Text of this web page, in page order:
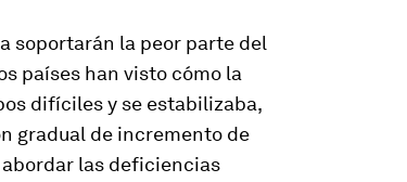
soportarán la peor parte del
países han visto cómo la
difíciles y se estabilizaba,
gradual de incremento de
las deficiencias